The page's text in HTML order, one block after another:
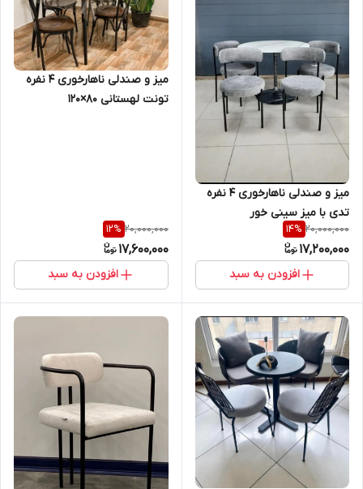
میز و صندلی ناهارخوری ۴ نفره
تدی با میز سینی خور
20,000,000
14%
17,200,000
افزودن به سبد
میز و صندلی ناهارخوری ۴ نفره
تونت لهستانی ۸۰×۱۲۰
20,000,000
12%
17,600,000
افزودن به سبد